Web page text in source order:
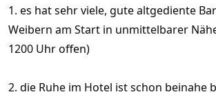
1. es hat sehr viele, gute altgediente
Weibern am Start in unmittelbarer
1200 Uhr offen)
2. die Ruhe im Hotel ist schon beinahe